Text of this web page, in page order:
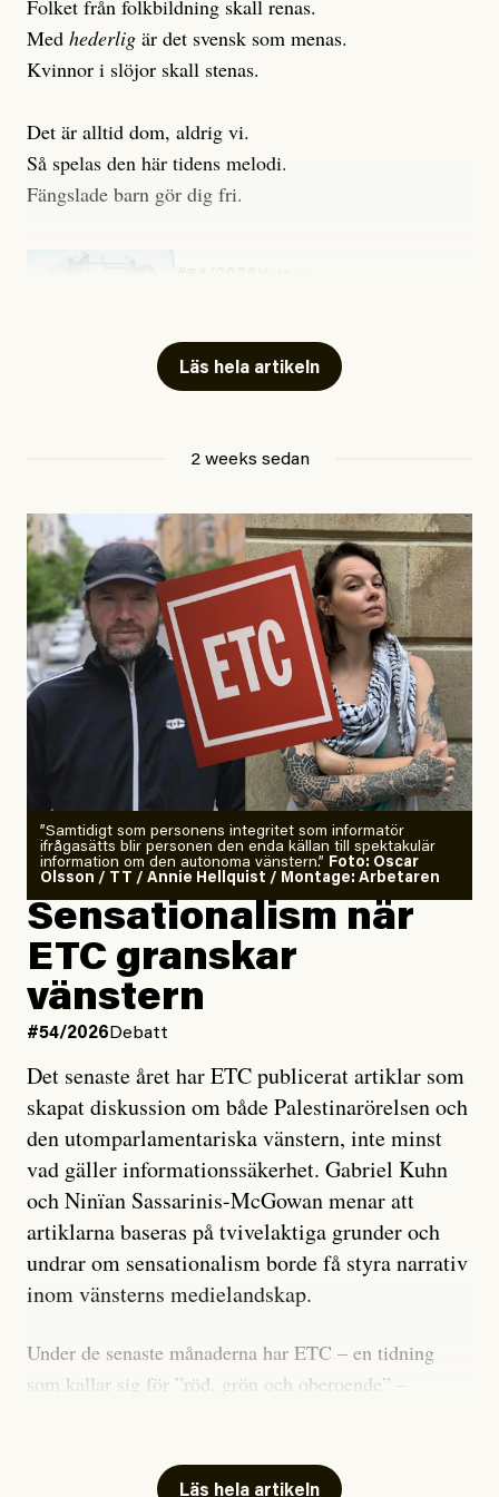
Folket från folkbildning skall renas.
Med hederlig är det svensk som menas.
Kvinnor i slöjor skall stenas.
Det är alltid dom, aldrig vi.
Så spelas den här tidens melodi.
Fängslade barn gör dig fri.
Läs hela artikeln
2 weeks sedan
”Samtidigt som personens integritet som informatör
ifrågasätts blir personen den enda källan till spektakulär
information om den autonoma vänstern.” Foto: Oscar
Olsson / TT / Annie Hellquist / Montage: Arbetaren
Sensationalism när
ETC granskar
vänstern
#54/2026 Debatt
Det senaste året har ETC publicerat artiklar som
skapat diskussion om både Palestinarörelsen och
den utomparlamentariska vänstern, inte minst
vad gäller informationssäkerhet. Gabriel Kuhn
och Ninïan Sassarinis-McGowan menar att
artiklarna baseras på tvivelaktiga grunder och
undrar om sensationalism borde få styra narrativ
inom vänsterns medielandskap.
Under de senaste månaderna har ETC – en tidning
som kallar sig för ”röd, grön och oberoende” –
skriver för? Vad betyder det att vara en ”röd, grön och
Läs hela artikeln